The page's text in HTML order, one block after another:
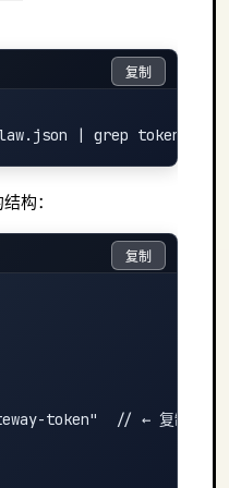
复制
复制
构：
token"  // ← 复制这个
复制
复制